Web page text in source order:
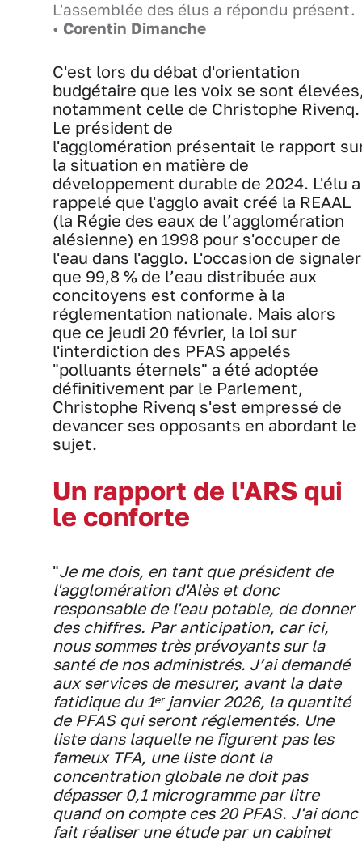
L'assemblée des élus a répondu présent.
• Corentin Dimanche
C'est lors du débat d'orientation
budgétaire que les voix se sont
notamment celle de Christophe Rivenq.
Le président de
l'agglomération présentait le rapport
la situation en matière de
développement durable de 2024. L'élu a
rappelé que l'agglo avait créé la REAAL
(la Régie des eaux de l’agglomération
alésienne) en 1998 pour s'occuper de
l'eau dans l'agglo. L'occasion de signaler
que 99,8 % de l’eau distribuée aux
concitoyens est conforme à la
réglementation nationale. Mais alors
que ce jeudi 20 février, la loi sur
l'interdiction des PFAS appelés
"polluants éternels" a été adoptée
définitivement par le Parlement,
Christophe Rivenq s'est empressé de
devancer ses opposants en abordant le
sujet.
Un rapport de l'ARS qui
le conforte
"Je me dois, en tant que président de
l'agglomération d'Alès et donc
responsable de l'eau potable, de donner
des chiffres. Par anticipation, car ici,
nous sommes très prévoyants sur la
santé de nos administrés. J’ai demandé
aux services de mesurer, avant la date
fatidique du 1ᵉʳ janvier 2026, la quantité
de PFAS qui seront réglementés. Une
liste dans laquelle ne figurent pas les
fameux TFA, une liste dont la
concentration globale ne doit pas
dépasser 0,1 microgramme par litre
quand on compte ces 20 PFAS. J'ai donc
fait réaliser une étude par un cabinet